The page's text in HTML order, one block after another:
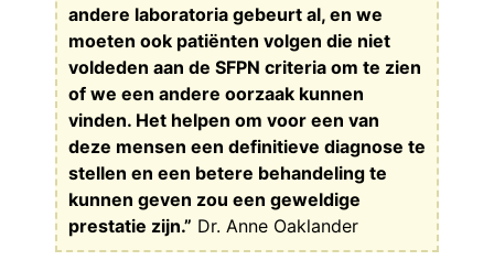
andere laboratoria gebeurt al, en we
moeten ook patiënten volgen die niet
voldeden aan de SFPN criteria om te zien
of we een andere oorzaak kunnen
vinden. Het helpen om voor een van
deze mensen een definitieve diagnose te
stellen en een betere behandeling te
kunnen geven zou een geweldige
prestatie zijn.” Dr. Anne Oaklander